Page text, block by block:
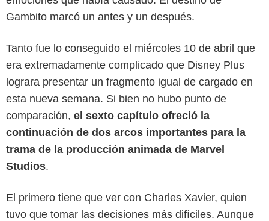
Gambito marcó un antes y un después.
Tanto fue lo conseguido el miércoles 10 de abril que
era extremadamente complicado que Disney Plus
lograra presentar un fragmento igual de cargado en
esta nueva semana. Si bien no hubo punto de
comparación, el sexto capítulo ofreció la
continuación de dos arcos importantes para la
trama de la producción animada de Marvel
Studios.
El primero tiene que ver con Charles Xavier, quien
tuvo que tomar las decisiones más difíciles. Aunque
Marvel Studios